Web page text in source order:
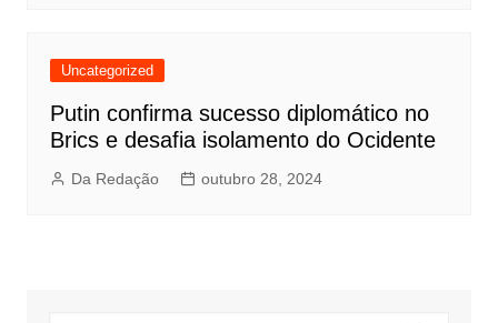
Uncategorized
Putin confirma sucesso diplomático no
Brics e desafia isolamento do Ocidente
Da Redação outubro 28, 2024